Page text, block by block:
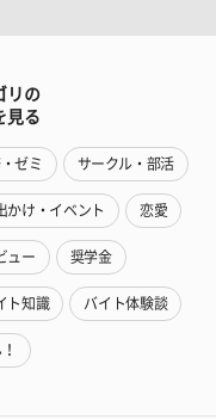
リの
見る
ゼミ サークル・部活
かけ・イベント 恋愛
ュー 奨学金
ト知識 バイト体験談